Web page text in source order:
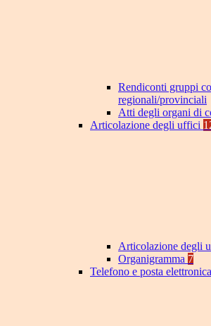
Rendiconti gruppi
regionali/provinciali
Atti degli organi di
Articolazione degli uffici
Articolazione degli
Organigramma 7
Telefono e posta elettronica